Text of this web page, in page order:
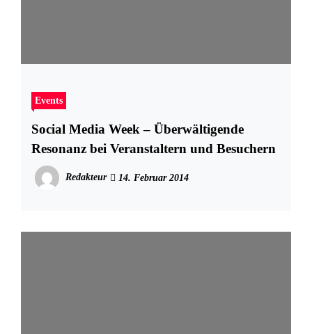
Events
Social Media Week – Überwältigende
Resonanz bei Veranstaltern und Besuchern
Redakteur 14. Februar 2014